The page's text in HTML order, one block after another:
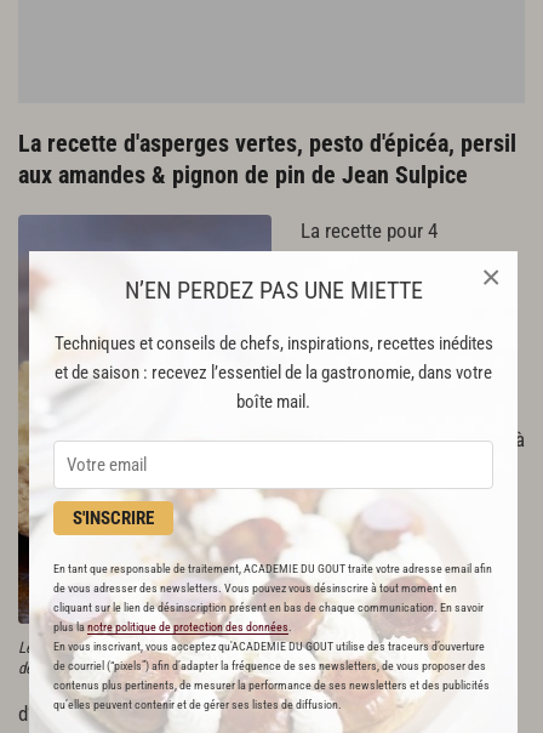
N’EN PERDEZ PAS UNE MIETTE
Techniques et conseils de chefs, inspirations, recettes inédites
et de saison : recevez l’essentiel de la gastronomie, dans votre
boîte mail.
S'INSCRIRE
En tant que responsable de traitement, ACADEMIE DU GOUT traite votre adresse email afin
de vous adresser des newsletters. Vous pouvez vous désinscrire à tout moment en
cliquant sur le lien de désinscription présent en bas de chaque communication. En savoir
plus lanotre politique de protection des données
En vous inscrivant, vous acceptez qu'ACADEMIE DU GOUT utilise des traceurs d’ouverture
de courriel (“pixels”) afin d’adapter la fréquence de ses newsletters, de vous proposer des
contenus plus pertinents, de mesurer la performance de ses newsletters et des publicités
qu’elles peuvent contenir et de gérer ses listes de diffusion.
×
La recette d'asperges vertes, pesto d'épicéa, persil
aux amandes & pignon de pin de Jean Sulpice
Les asperges vertes, pesto d'épicéa, ail
des ours, chips de polenta & purée
La recette pour 4
à 5 feuilles d'ail des ours -
1 branche de romarin - 2 cl
d'huile d'olive - 1 pincée de
sel - 1 pincée de poivre - 3 à
Déroulé : écussonner les
asperges avec la pointe
d’un couteau et couper le
pied de l’asperge. Cuire les
asperges dans une
sauteuse avec de l’huile
d’olive, des feuilles d’ail des ours, une branche de romarin et